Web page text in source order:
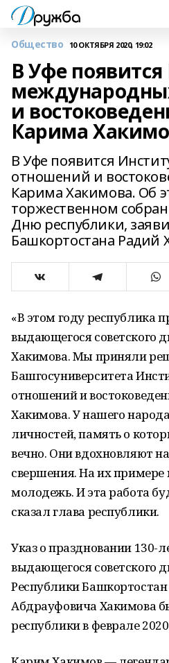
Общество 10 ОКТЯБРЯ 2020, 19:02
В Уфе
и
Карима
В Уфе появится
отношений и
Карима Хакимова. Об
торжественном
Дню республики,
Башкортостана Радий
«В этом году республика
выдающегося советского
Хакимова. Мы приняли
Башгосуниверситета
отношений и
Хакимова. У нашего
личностей, память о
вечно. Они вдохновляют
свершения. На их
молодежь. И эта работа
сказал глава республики.
Указ о праздновании 130-
выдающегося советского
Республики
Абдрауфовича Хакимова
республики в феврале